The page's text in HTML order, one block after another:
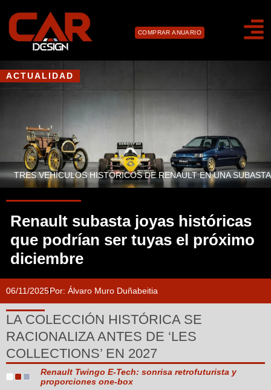
COMPRAR ANUARIO
ACTUALIDAD
TRES VEHÍCULOS HISTÓRICOS DE RENAULT EN UNA SUBASTA
Renault subasta joyas históricas
que podrían ser tuyas el próximo
diciembre
06/11/2025Por: Álvaro Muro Duñabeitia
LA COLECCIÓN HISTÓRICA SE
RACIONALIZA ANTES DE ‘LES
COLLECTIONS’ EN 2027
Renault Twingo E-Tech: sonrisa retrofuturista y
proporciones one-box